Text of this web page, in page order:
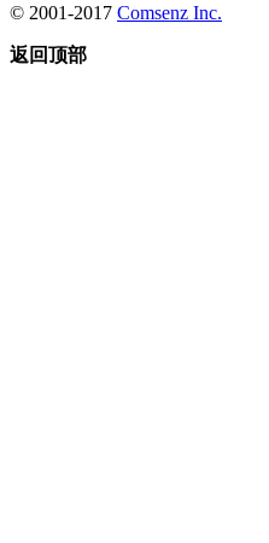
© 2001-2017 Comsenz Inc.
返回顶部